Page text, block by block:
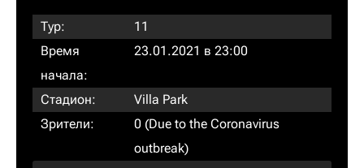
Тур:
11
Время
начала:
23.01.2021 в 23:00
Стадион:
Villa Park
Зрители:
0 (Due to the Coronavirus
outbreak)